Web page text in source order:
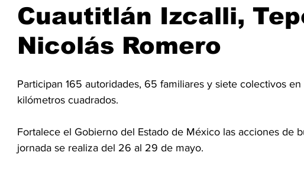
Cuautitlán Izcalli,
Nicolás Romero
Participan 165 autoridades, 65 familiares y siete colectivos
kilómetros cuadrados.
Fortalece el Gobierno del Estado de México las acciones de
jornada se realiza del 26 al 29 de mayo.